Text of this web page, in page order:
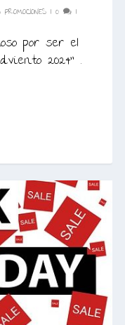
|0 |
por ser el
2024” .